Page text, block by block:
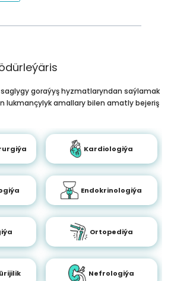
goraýyş hyzmatlaryndan saýlamak
lukmançylyk amallary bilen amatly bejeriş
Kardiologiýa
Endokrinologiýa
Ortopediýa
Nefrologiýa